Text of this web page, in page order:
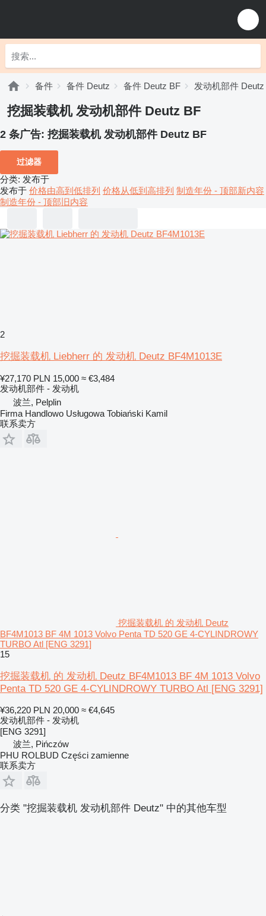
备件 备件 Deutz 备件 Deutz BF 发动机部件 Deutz
挖掘装载机 发动机部件 Deutz BF
2 条广告: 挖掘装载机 发动机部件 Deutz BF
过滤器
分类: 发布于
发布于 价格由高到低排列 价格从低到高排列 制造年份 - 顶部新内容
制造年份 - 顶部旧内容
2
挖掘装载机 Liebherr 的 发动机 Deutz BF4M1013E
¥27,170 PLN 15,000 ≈ €3,484
发动机部件 - 发动机
波兰, Pelplin
Firma Handlowo Usługowa Tobiański Kamil
联系卖方
挖掘装载机 的 发动机 Deutz
BF4M1013 BF 4M 1013 Volvo Penta TD 520 GE 4-CYLINDROWY
TURBO Atl [ENG 3291]
15
挖掘装载机 的 发动机 Deutz BF4M1013 BF 4M 1013 Volvo
Penta TD 520 GE 4-CYLINDROWY TURBO Atl [ENG 3291]
¥36,220 PLN 20,000 ≈ €4,645
发动机部件 - 发动机
[ENG 3291]
波兰, Pińczów
PHU ROLBUD Części zamienne
联系卖方
分类 "挖掘装载机 发动机部件 Deutz" 中的其他车型